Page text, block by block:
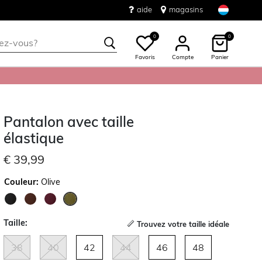
aide magasins
0
Favoris Compte
0
Panier
Pantalon avec taille
élastique
€ 39,99
Couleur: Olive
Taille: Trouvez votre taille idéale
38 40 42 44 46 48